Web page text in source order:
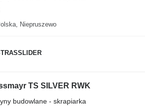
Niepruszewo
TS SILVER RWK
budowlane - skrapiarka